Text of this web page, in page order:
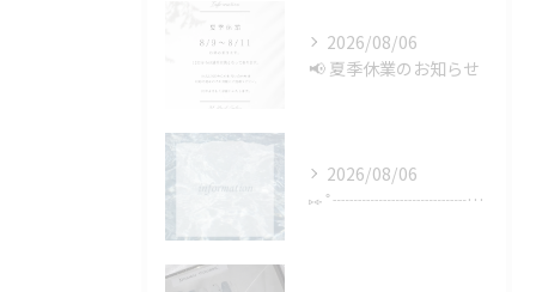
2026/08/06
📢 夏季休業のお知らせ
2026/08/06
⑅∙˚┈┈┈┈┈┈┈┈┈┈┈┈˚∙⑅